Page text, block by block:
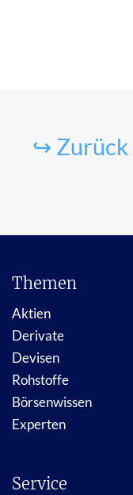
↪ Zurück
Themen
Aktien
Derivate
Devisen
Rohstoffe
Börsenwissen
Experten
Service